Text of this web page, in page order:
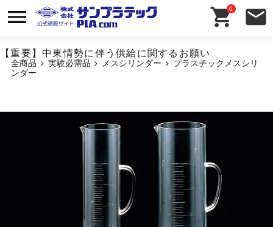
【重要】中東情勢に伴う供給に関するお願い
0
全商品 実験必需品 メスシリンダー
プラスチックメスシリ
ンダー